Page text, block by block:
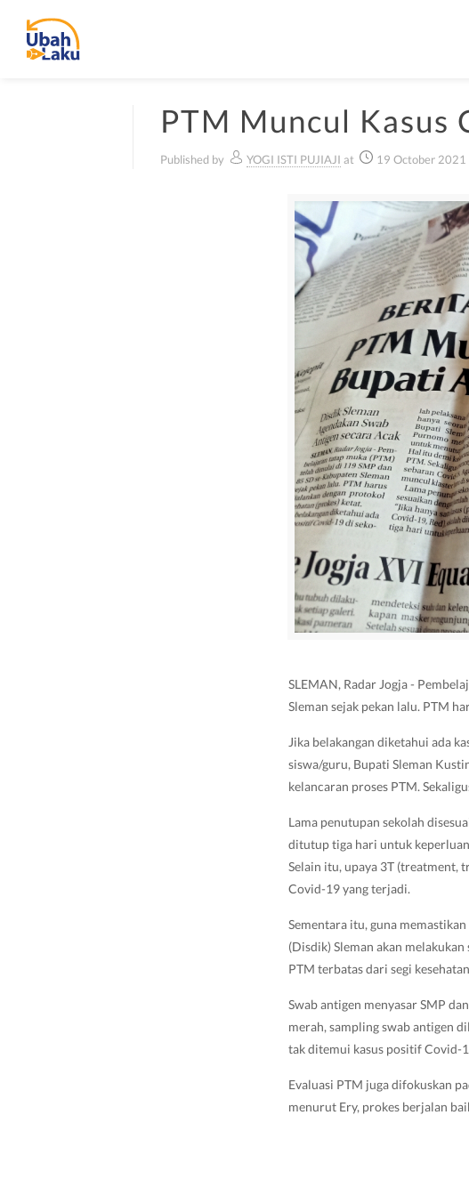
PTM Muncul Kasus
Published by YOGI ISTI PUJIAJI at 19 October 2021
SLEMAN, Radar Jogja -
Sleman sejak pekan lalu. PTM
Jika belakangan diketahui ada
siswa/guru, Bupati Sleman
kelancaran proses PTM.
Lama penutupan sekolah
ditutup tiga hari untuk
Selain itu, upaya 3T (treatment,
Covid-19 yang terjadi.
Sementara itu, guna
(Disdik) Sleman akan
PTM terbatas dari segi
Swab antigen menyasar SMP
merah, sampling swab antigen
tak ditemui kasus positif Covid-
Evaluasi PTM juga difokuskan
menurut Ery, prokes berjalan